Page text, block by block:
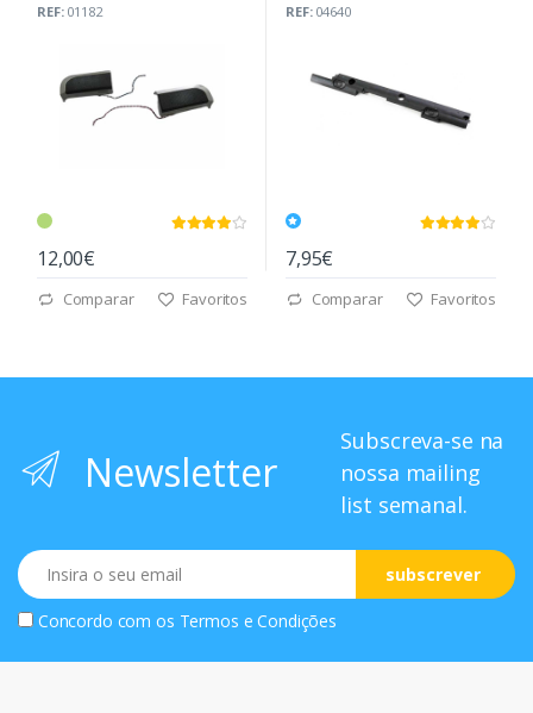
REF:01182
12,00€
Comparar Favoritos
REF:04640
7,95€
Comparar Favoritos
Newsletter
Subscreva-se na
nossa mailing
list semanal.
Email
subscrever
Concordo com os Termos e Condições